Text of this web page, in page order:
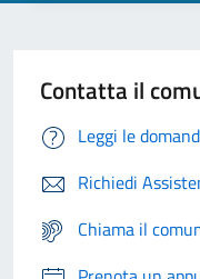
Contatta il
Leggi le
Richiedi
Chiama il